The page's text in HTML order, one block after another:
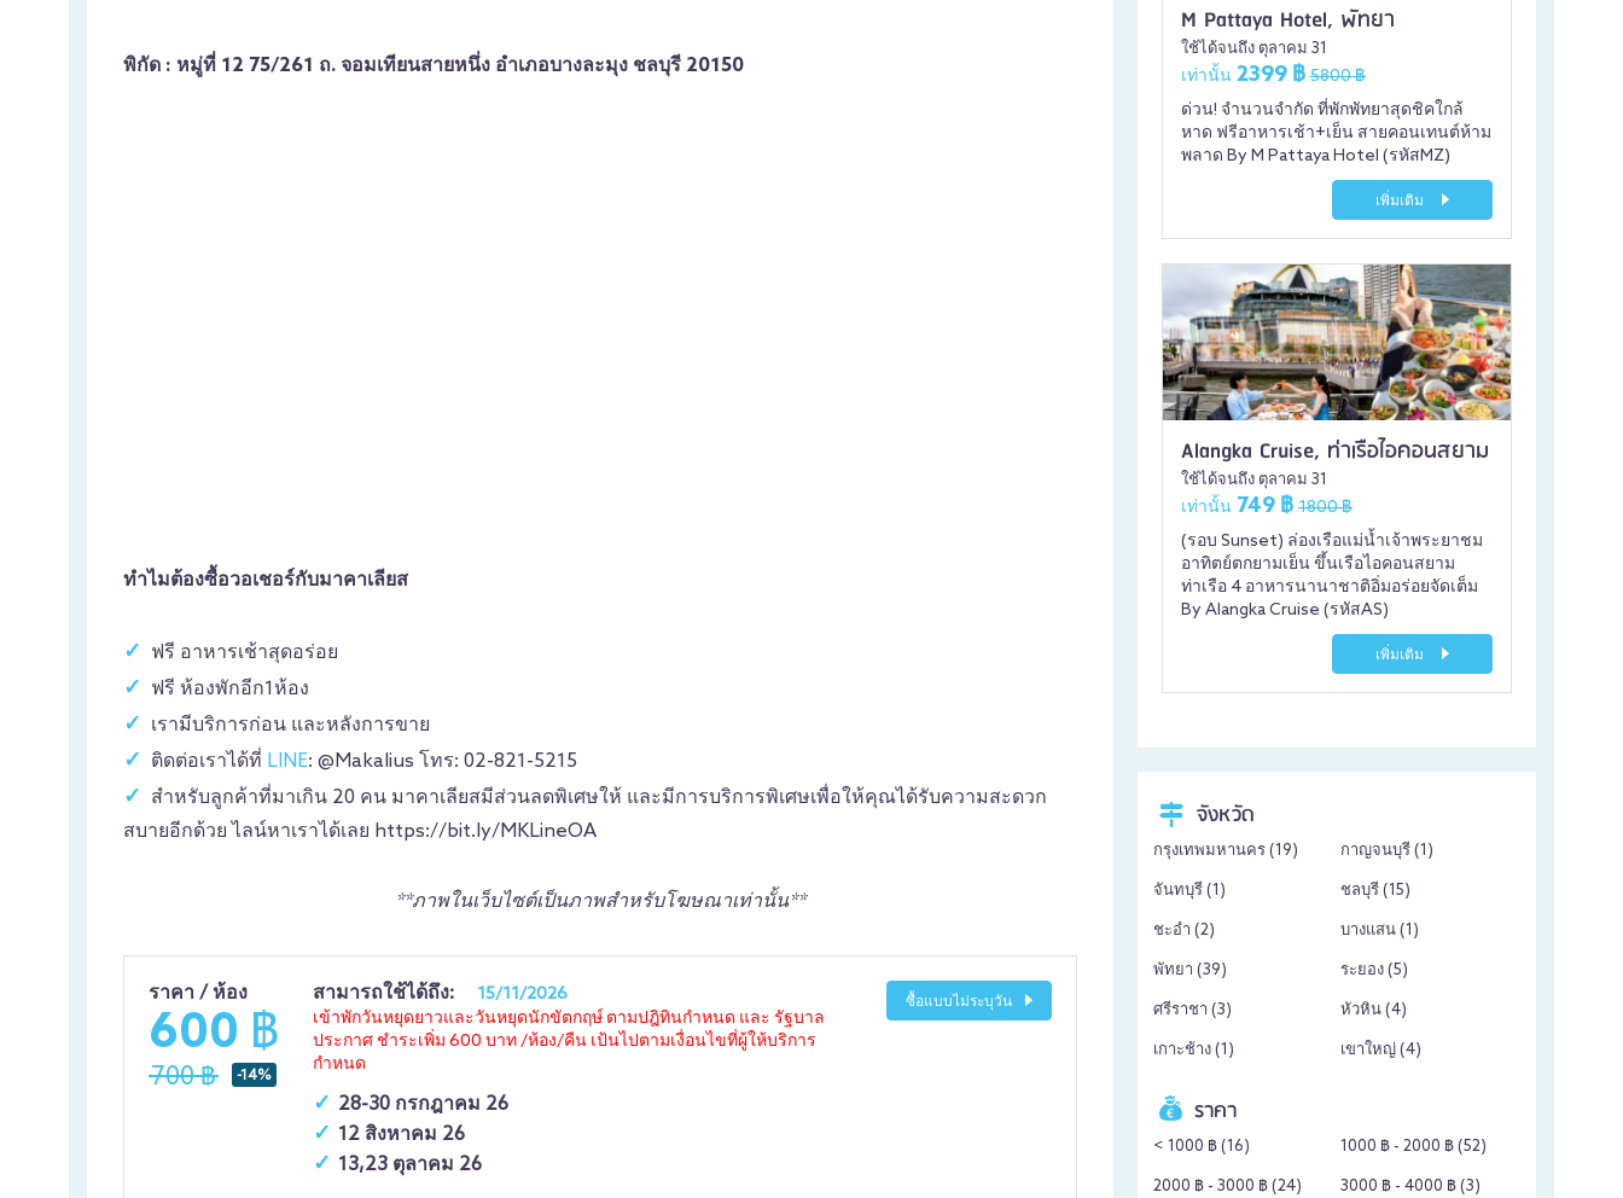
พิกัด : หมู่ที่ 12 75/261 ถ. จอมเทียนสายหนึ่ง อำเภอบางละมุง ชลบุรี 20150
ทำไมต้องซื้อวอเชอร์กับมาคาเลียส
ฟรี อาหารเช้าสุดอร่อย
ฟรี ห้องพักอีก1ห้อง
เรามีบริการก่อน และหลังการขาย
ติดต่อเราได้ที่ LINE: @Makalius โทร: 02-821-5215
สำหรับลูกค้าที่มาเกิน 20 คน มาคาเลียสมีส่วนลดพิเศษให้ และมีการบริการพิเศษเพื่อให้คุณได้รับความสะดวก
สบายอีกด้วย ไลน์หาเราได้เลย https://bit.ly/MKLineOA
**ภาพในเว็บไซต์เป็นภาพสำหรับโฆษณาเท่านั้น**
ราคา / ห้อง
600 ฿
700 ฿ -14%
สามารถใช้ได้ถึง:
15/11/2026
เข้าพักวันหยุดยาวและวันหยุดนักขัตกฤษ์ ตามปฎิทินกำหนด และ รัฐบาล
ประกาศ ชำระเพิ่ม 600 บาท /ห้อง/คืน เป้นไปตามเงื่อนไขที่ผู้ให้บริการ
กำหนด
28-30 กรกฎาคม 26
12 สิงหาคม 26
13,23 ตุลาคม 26
ซื้อแบบไม่ระบุวัน
M Pattaya Hotel, พัทยา
ใช้ได้จนถึง ตุลาคม 31
เท่านั้น 2399 ฿ 5800 ฿
ด่วน! จำนวนจำกัด ที่พักพัทยาสุดชิคใกล้
หาด ฟรีอาหารเช้า+เย็น สายคอนเทนต์ห้าม
พลาด By M Pattaya Hotel (รหัสMZ)
เพิ่มเติม
Alangka Cruise, ท่าเรือไอคอนสยาม
ใช้ได้จนถึง ตุลาคม 31
เท่านั้น 749 ฿ 1800 ฿
(รอบ Sunset) ล่องเรือแม่น้ำเจ้าพระยาชม
อาทิตย์ตกยามเย็น ขึ้นเรือไอคอนสยาม
ท่าเรือ 4 อาหารนานาชาติอิ่มอร่อยจัดเต็ม
By Alangka Cruise (รหัสAS)
เพิ่มเติม
จังหวัด
กรุงเทพมหานคร (19) กาญจนบุรี (1 )
จันทบุรี (1 ) ชลบุรี (15)
ชะอำ (2) บางแสน (1 )
พัทยา (39) ระยอง (5)
ศรีราชา (3) หัวหิน (4)
เกาะช้าง (1 ) เขาใหญ่ (4)
ราคา
< 1000 ฿ (16) 1000 ฿ - 2000 ฿ (52)
2000 ฿ - 3000 ฿ (24) 3000 ฿ - 4000 ฿ (3)